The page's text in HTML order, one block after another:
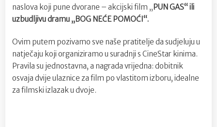
“PUN
ili
naslova koji pune dvorane – akcijski film „PUN GAS“ ili
uzbudljivu dramu „BOG NEĆE POMOĆI“.
Ovim putem pozivamo sve naše pratitelje da sudjeluju u
natječaju koji organiziramo u suradnji s CineStar kinima.
Pravila su jednostavna, a nagrada vrijedna: dobitnik
osvaja dvije ulaznice za film po vlastitom izboru, idealne
za filmski izlazak u dvoje.